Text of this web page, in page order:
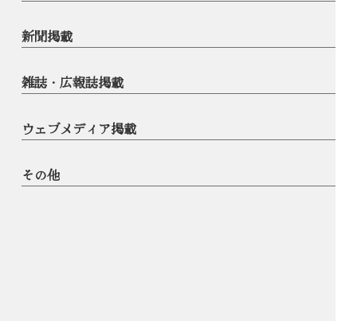
新聞掲載
雑誌・広報誌掲載
ウェブメディア掲載
その他